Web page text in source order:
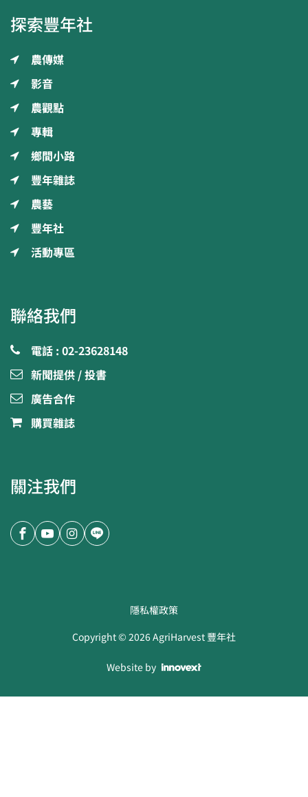
探索豐年社
農傳媒
影音
農觀點
專輯
鄉間小路
豐年雜誌
農藝
豐年社
活動專區
聯絡我們
電話 : 02-23628148
新聞提供 / 投書
廣告合作
購買雜誌
關注我們
隱私權政策
Copyright ©2026AgriHarvest 豐年社
Website by